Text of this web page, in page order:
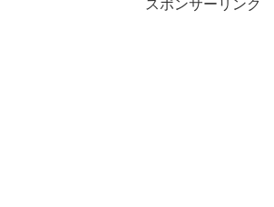
スポンサーリンク